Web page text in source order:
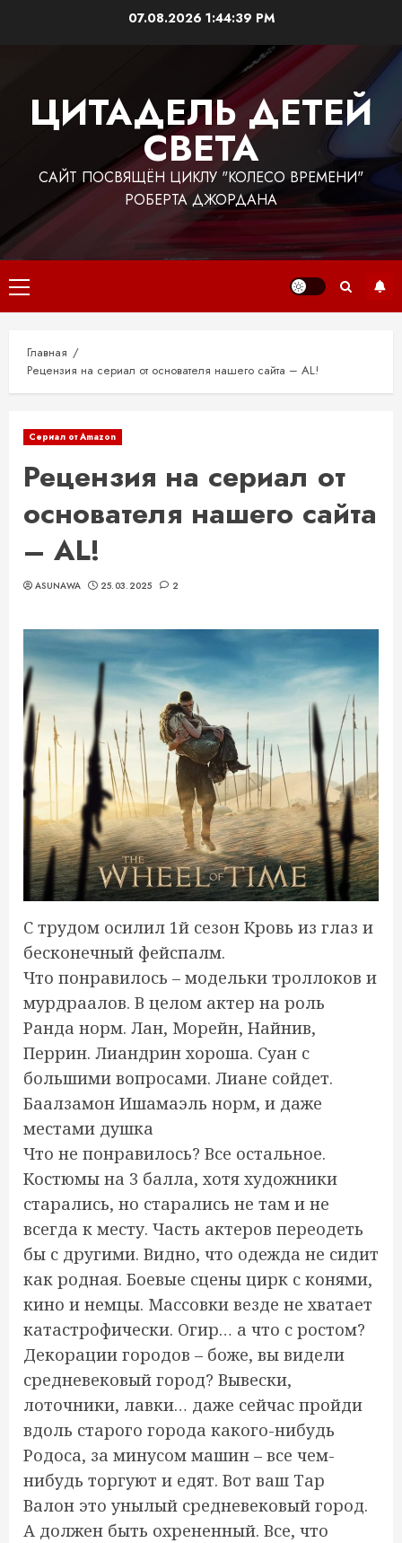
07.08.2026 1:44:40 PM
ЦИТАДЕЛЬ ДЕТЕЙ
СВЕТА
САЙТ ПОСВЯЩЁН ЦИКЛУ "КОЛЕСО ВРЕМЕНИ"
РОБЕРТА ДЖОРДАНА
Основное
меню
Главная
Рецензия на сериал от основателя нашего сайта – AL!
Сериал от Amazon
Рецензия на сериал от
основателя нашего сайта
– AL!
ASUNAWA 25.03.2025 2
С трудом осилил 1й сезон Кровь из глаз и
бесконечный фейспалм.
Что понравилось – модельки троллоков и
мурдраалов. В целом актер на роль
Ранда норм. Лан, Морейн, Найнив,
Перрин. Лиандрин хороша. Суан с
большими вопросами. Лиане сойдет.
Баалзамон Ишамаэль норм, и даже
местами душка
Что не понравилось? Все остальное.
Костюмы на 3 балла, хотя художники
старались, но старались не там и не
всегда к месту. Часть актеров переодеть
бы с другими. Видно, что одежда не сидит
как родная. Боевые сцены цирк с конями,
кино и немцы. Массовки везде не хватает
катастрофически. Огир… а что с ростом?
Декорации городов – боже, вы видели
средневековый город? Вывески,
лоточники, лавки… даже сейчас пройди
вдоль старого города какого-нибудь
Родоса, за минусом машин – все чем-
нибудь торгуют и едят. Вот ваш Тар
Валон это унылый средневековый город.
А должен быть охрененный. Все, что